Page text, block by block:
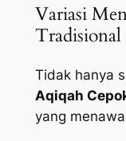
Variasi
Tradisional
Tidak hanya
Aqiqah
yang